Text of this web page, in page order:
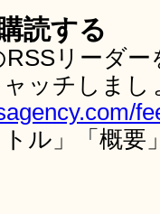
読する
リーダ
ッチしま
ル」「概要